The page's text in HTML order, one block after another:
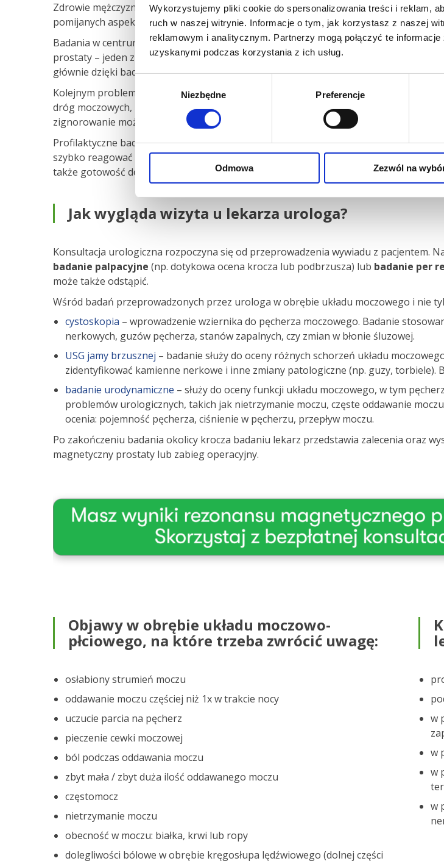
Wykorzystujemy pliki cookie do spersonalizowania treści i reklam,
ruch w naszej witrynie. Informacje o tym, jak korzystasz z naszej
reklamowym i analitycznym. Partnerzy mogą połączyć te
uzyskanymi podczas korzystania z ich usług.
zgody
Niezbędne Preferencje
Odmowa Zezwól na
Zdrowie mężczyzn to temat, który wciąż bywa zaniedbywany, szczególnie jeśli
pomijanych aspektów troski o zdrowie, są badania urologiczne – zwłaszcza po 40.
Badania w centrum urologii pozwalają na wczesne wykrycie wielu schorzeń, które
prostaty – jeden z najczęściej diagnozowanych nowotworów u mężczyzn. W
głównie dzięki badaniom profilaktycznym. Wczesna diagnoza znacznie zwiększa
Kolejnym problemem, który może być zidentyfikowany podczas rutynowej wizyty u
dróg moczowych, kamica nerkowa, nowotwory jąder czy zaburzenia erekcji. Choć
zignorowanie może prowadzić do komplikacji zdrowotnych, a nawet pogorszenia
Profilaktyczne badanie urologiczne to nie tylko troska o zdrowie fizyczne, ale także
szybko reagować na zmiany w organizmie i uniknąć długotrwałego leczenia w
także gotowość do jej zapobiegania. Dlatego nie warto czekać na pierwsze objawy i
Jak wygląda wizyta u lekarza urologa?
Konsultacja urologiczna rozpoczyna się od przeprowadzenia wywiadu z pacjentem.
badanie palpacyjne (np. dotykowa ocena krocza lub podbrzusza) lub badanie per
może także odstąpić.
Wśród badań przeprowadzonych przez urologa w obrębie układu moczowego i nie
cystoskopia – wprowadzenie wziernika do pęcherza moczowego. Badanie
nerkowych, guzów pęcherza, stanów zapalnych, czy zmian w błonie śluzowej.
USG jamy brzusznej – badanie służy do oceny różnych schorzeń układu
zidentyfikować kamienne nerkowe i inne zmiany patologiczne (np. guzy,
badanie urodynamiczne – służy do oceny funkcji układu moczowego, w tym
problemów urologicznych, takich jak nietrzymanie moczu, częste oddawanie
ocenia: pojemność pęcherza, ciśnienie w pęcherzu, przepływ moczu.
Po zakończeniu badania okolicy krocza badaniu lekarz przedstawia zalecenia oraz
magnetyczny prostaty lub zabieg operacyjny.
Objawy w obrębie układu moczowo-
płciowego, na które trzeba zwrócić uwagę:
osłabiony strumień moczu
oddawanie moczu częściej niż 1x w trakcie nocy
uczucie parcia na pęcherz
pieczenie cewki moczowej
ból podczas oddawania moczu
zbyt mała / zbyt duża ilość oddawanego moczu
częstomocz
nietrzymanie moczu
obecność w moczu: białka, krwi lub ropy
dolegliwości bólowe w obrębie kręgosłupa lędźwiowego (dolnej części
w
w
w
w